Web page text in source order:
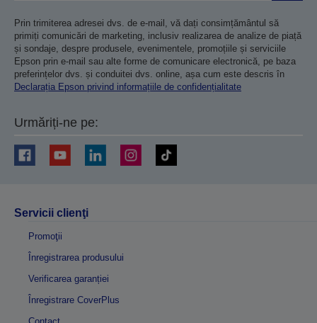
Prin trimiterea adresei dvs. de e-mail, vă dați consimțământul să
primiți comunicări de marketing, inclusiv realizarea de analize de piață
și sondaje, despre produsele, evenimentele, promoțiile și serviciile
Epson prin e-mail sau alte forme de comunicare electronică, pe baza
preferințelor dvs. și conduitei dvs. online, așa cum este descris în
Declarația Epson privind informațiile de confidențialitate
Urmăriți-ne pe:
Servicii clienţi
Promoţii
Înregistrarea produsului
Verificarea garanției
Înregistrare CoverPlus